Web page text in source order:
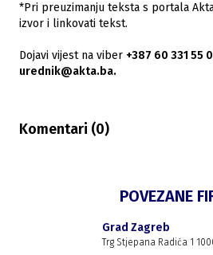
*Pri preuzimanju teksta s portala
izvor i linkovati tekst.
Dojavi vijest na viber +387 60 331 55
urednik@akta.ba.
Komentari (0)
POVEZANE
Grad Zagreb
Trg Stjepana Radića 1